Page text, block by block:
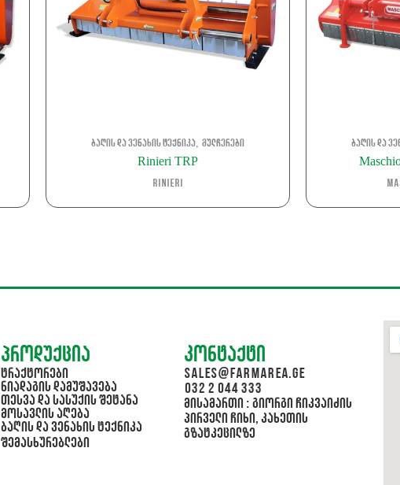
ბაღის და ვენახის ტექნიკა მულჩერები
Rinieri TRP
Rinieri
ბაღის და
პროდუქცია
ტრაქტორები
ნიადაგის დამუშავება
თესვა და სასუქის შეტანა
მოსავლის აღება
ბაღის და ვენახის ტექნიკა
შემასხურებლები
კონტაქტი
sales@farmarea.ge
032 2 044 333
მისამართი : გიორგი ჩიკვაიძის
პირველი ჩიხი, კახეთის
გზატკეცილზე